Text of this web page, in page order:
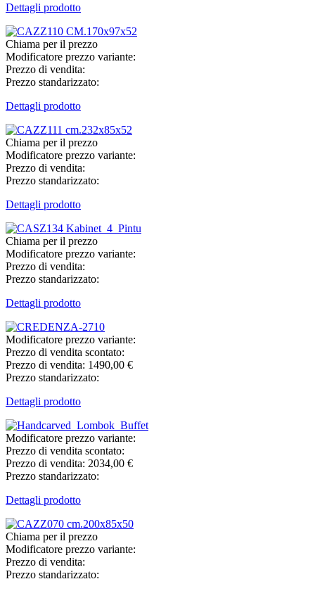
Dettagli prodotto
Chiama per il prezzo
Modificatore prezzo variante:
Prezzo di vendita:
Prezzo standarizzato:
Dettagli prodotto
Chiama per il prezzo
Modificatore prezzo variante:
Prezzo di vendita:
Prezzo standarizzato:
Dettagli prodotto
Chiama per il prezzo
Modificatore prezzo variante:
Prezzo di vendita:
Prezzo standarizzato:
Dettagli prodotto
Modificatore prezzo variante:
Prezzo di vendita scontato:
Prezzo di vendita: 1490,00 €
Prezzo standarizzato:
Dettagli prodotto
Modificatore prezzo variante:
Prezzo di vendita scontato:
Prezzo di vendita: 2034,00 €
Prezzo standarizzato:
Dettagli prodotto
Chiama per il prezzo
Modificatore prezzo variante:
Prezzo di vendita:
Prezzo standarizzato: